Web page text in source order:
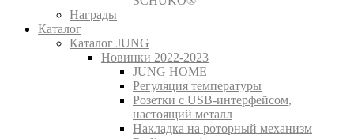
Награды
Каталог
Каталог JUNG
Новинки 2022-2023
JUNG HOME
Регуляция температуры
Розетки с USB-интерфейсом,
настоящий металл
Накладка на роторный механизм